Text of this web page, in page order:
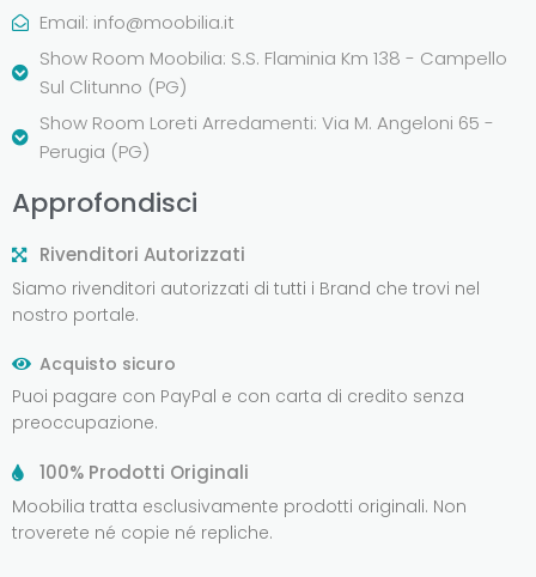
Email: info@moobilia.it
Show Room Moobilia: S.S. Flaminia Km 138 - Campello
Sul Clitunno (PG)
Show Room Loreti Arredamenti: Via M. Angeloni 65 -
Perugia (PG)
Approfondisci
Rivenditori Autorizzati
Siamo rivenditori autorizzati di tutti i Brand che trovi nel
nostro portale.
Acquisto sicuro
Puoi pagare con PayPal e con carta di credito senza
preoccupazione.
100% Prodotti Originali
Moobilia tratta esclusivamente prodotti originali. Non
troverete né copie né repliche.